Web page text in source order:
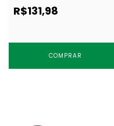
R$131,98
COMPRAR